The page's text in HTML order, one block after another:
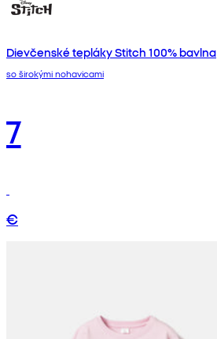
Dievčenské tepláky Stitch 100% bavlna
so širokými nohavicami
7
€